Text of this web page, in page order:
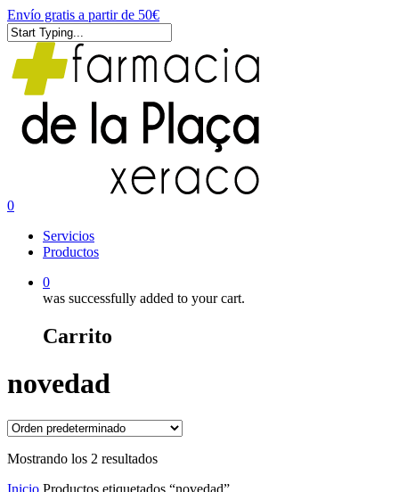
Skip
to
main
content
Envío gratis a partir de 50€
Close
Search
0
Servicios
Productos
0
was successfully added to your cart.
Carrito
novedad
Mostrando los 2 resultados
Inicio Productos etiquetados “novedad”